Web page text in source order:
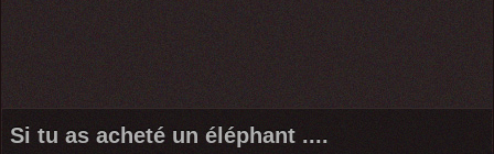
Si tu as acheté un éléphant ....